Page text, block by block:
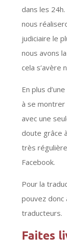
dans les
nous
judiciaire le
nous avons
cela s’avère
En plus
à se montrer
avec une
doute grâce
très
Facebook.
Pour la
pouvez donc
traducteurs.
Faites